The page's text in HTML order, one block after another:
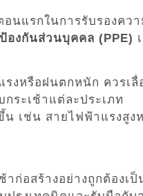
นแรกในการรับรองค
องกันส่วนบุคคล (PPE)
งหรือฝนตกหนัก ควรเลื่
ระเช้าแต่ละประเภท
เช่น สายไฟฟ้าแรงสูง
าก่อสร้างอย่างถูกต้องเ